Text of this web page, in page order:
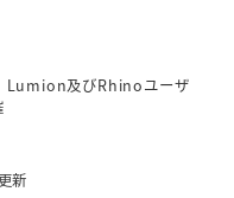
Lumion及びRhinoユーザ
新